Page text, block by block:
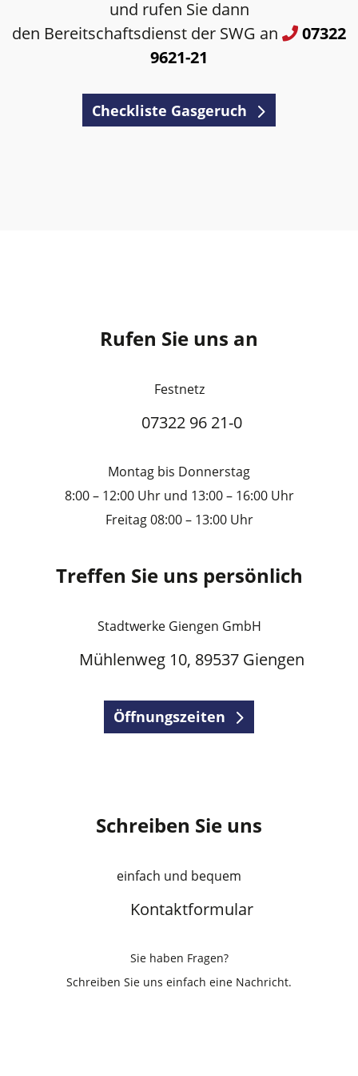
und rufen Sie dann
den Bereitschaftsdienst der SWG an
07322
9621-21
Checkliste Gasgeruch
Rufen Sie uns an
Festnetz
07322 96 21-0
Montag bis Donnerstag
8:00 – 12:00 Uhr und 13:00 – 16:00 Uhr
Freitag 08:00 – 13:00 Uhr
Treffen Sie uns persönlich
Stadtwerke Giengen GmbH
Mühlenweg 10, 89537 Giengen
Öffnungszeiten
Schreiben Sie uns
einfach und bequem
Kontaktformular
Sie haben Fragen?
Schreiben Sie uns einfach eine Nachricht.